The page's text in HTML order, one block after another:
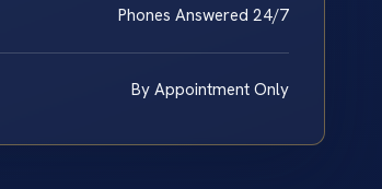
Phones Answered 24/7
By Appointment Only